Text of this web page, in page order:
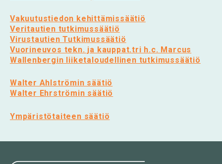
Vakuutustiedon kehittämissäätiö
Veritautien tutkimussäätiö
Virustautien Tutkimussäätiö
Vuorineuvos tekn. ja kauppat.tri h.c. Marcus
Wallenbergin liiketaloudellinen tutkimussäätiö
Walter Ahlströmin säätiö
Walter Ehrströmin säätiö
Ympäristötaiteen säätiö